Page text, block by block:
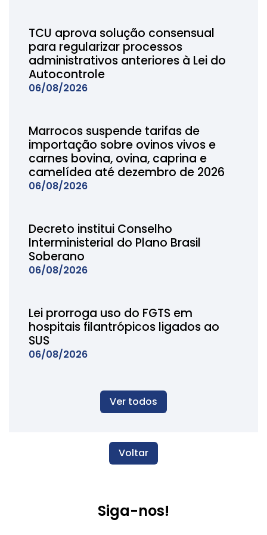
TCU aprova solução consensual
para regularizar processos
administrativos anteriores à Lei do
Autocontrole
06/08/2026
Marrocos suspende tarifas de
importação sobre ovinos vivos e
carnes bovina, ovina, caprina e
camelídea até dezembro de 2026
06/08/2026
Decreto institui Conselho
Interministerial do Plano Brasil
Soberano
06/08/2026
Lei prorroga uso do FGTS em
hospitais filantrópicos ligados ao
SUS
06/08/2026
Ver todos
Voltar
Siga-nos!